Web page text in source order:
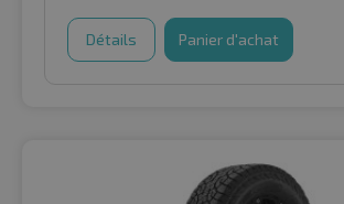
Détails Panier d'achat